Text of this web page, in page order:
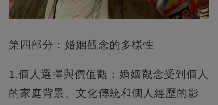
第四部分：婚姻觀念的多樣性
1.個人選擇與價值觀：婚姻觀念受到個人
的家庭背景、文化傳統和個人經歷的影